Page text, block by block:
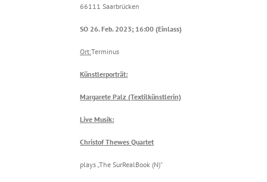
66111 Saarbrücken
SO 26. Feb. 2023; 16:00 (Einlass)
Ort:Terminus
Künstlerporträt:
Margarete Palz (Textilkünstlerin)
Live Musik:
Christof Thewes Quartet
plays „The SurRealBook (N)“